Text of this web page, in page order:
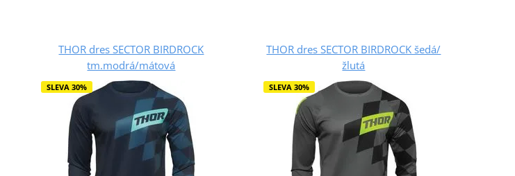
THOR dres SECTOR BIRDROCK
tm.modrá/mátová
SLEVA 30%
THOR dres SECTOR BIRDROCK šedá/
žlutá
SLEVA 30%